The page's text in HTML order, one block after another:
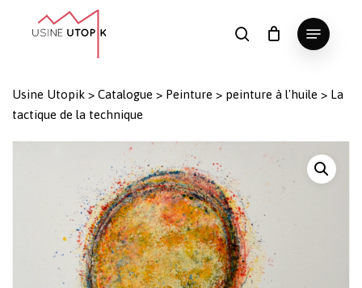
search
Menu
Panier Fermer
le
Usine Utopik > Catalogue > Peinture > peinture à l'huile > La
tactique de la technique
Close